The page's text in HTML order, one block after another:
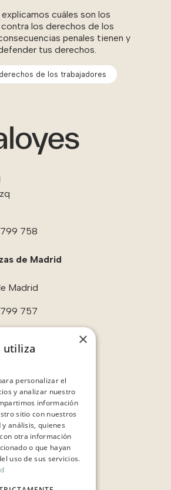
cuáles son los
los derechos de los
penales tienen y
tus derechos.
de los trabajadores
758
de Madrid
Madrid
757
×
utiliza
personalizar el
y analizar nuestro
información
sitio con nuestros
análisis, quienes
otra información
o que hayan
uso de sus servicios.